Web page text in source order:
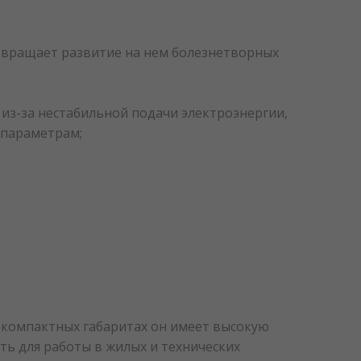
развитие на нем болезнетворных
за нестабильной подачи электроэнергии,
габаритах он имеет высокую
для работы в жилых и технических